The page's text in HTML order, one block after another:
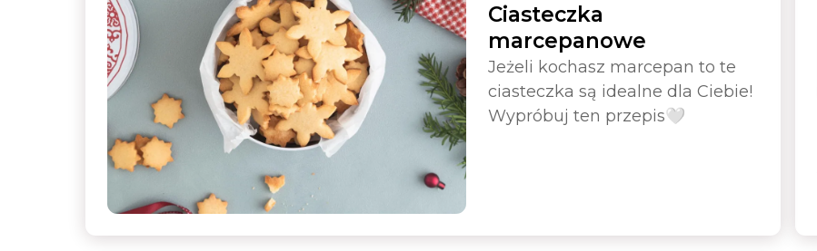
Ciasteczka
marcepanowe
Jeżeli kochasz marcepan to te
ciasteczka są idealne dla Ciebie!
Wypróbuj ten przepis🤍